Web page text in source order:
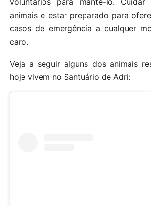
animais e estar preparado para
casos de emergência a qualquer
caro.
Veja a seguir alguns dos animais
hoje vivem no Santuário de Adri: